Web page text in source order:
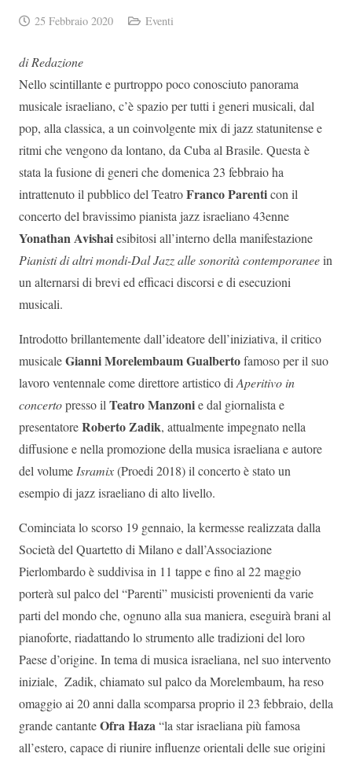
25 Febbraio 2020 Eventi
di Redazione
Nello scintillante e purtroppo poco conosciuto panorama
musicale israeliano, c’è spazio per tutti i generi musicali, dal
pop, alla classica, a un coinvolgente mix di jazz statunitense e
ritmi che vengono da lontano, da Cuba al Brasile. Questa è
stata la fusione di generi che domenica 23 febbraio ha
intrattenuto il pubblico del TeatroFranco Parenticon il
concerto del bravissimo pianista jazz israeliano 43enne
Yonathan Avishaiesibitosi all’interno della manifestazione
Pianisti di altri mondi-Dal Jazz alle sonorità contemporaneein
un alternarsi di brevi ed efficaci discorsi e di esecuzioni
musicali.
Introdotto brillantemente dall’ideatore dell’iniziativa, il critico
musicaleGianni Morelembaum Gualbertofamoso per il suo
lavoro ventennale come direttore artistico diAperitivo in
concertopresso ilTeatro Manzonie dal giornalista e
presentatoreRoberto Zadik, attualmente impegnato nella
diffusione e nella promozione della musica israeliana e autore
del volumeIsramix(Proedi 2018) il concerto è stato un
esempio di jazz israeliano di alto livello.
Cominciata lo scorso 19 gennaio, la kermesse realizzata dalla
Società del Quartetto di Milano e dall’Associazione
Pierlombardo è suddivisa in 11 tappe e fino al 22 maggio
porterà sul palco del “Parenti” musicisti provenienti da varie
parti del mondo che, ognuno alla sua maniera, eseguirà brani al
pianoforte, riadattando lo strumento alle tradizioni del loro
Paese d’origine. In tema di musica israeliana, nel suo intervento
iniziale, Zadik, chiamato sul palco da Morelembaum, ha reso
omaggio ai 20 anni dalla scomparsa proprio il 23 febbraio, della
grande cantanteOfra Haza“la star israeliana più famosa
all’estero, capace di riunire influenze orientali delle sue origini